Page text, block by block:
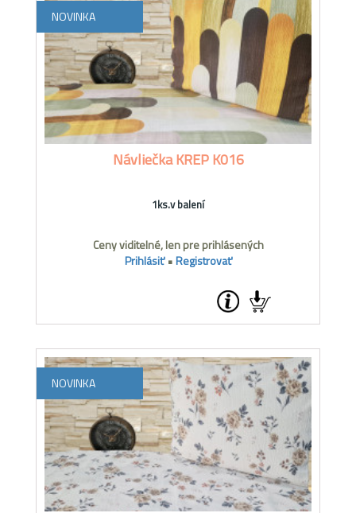
NOVINKA
Návliečka KREP K016
1ks.v balení
Ceny viditelné, len pre prihlásených
Prihlásiť•Registrovať
NOVINKA